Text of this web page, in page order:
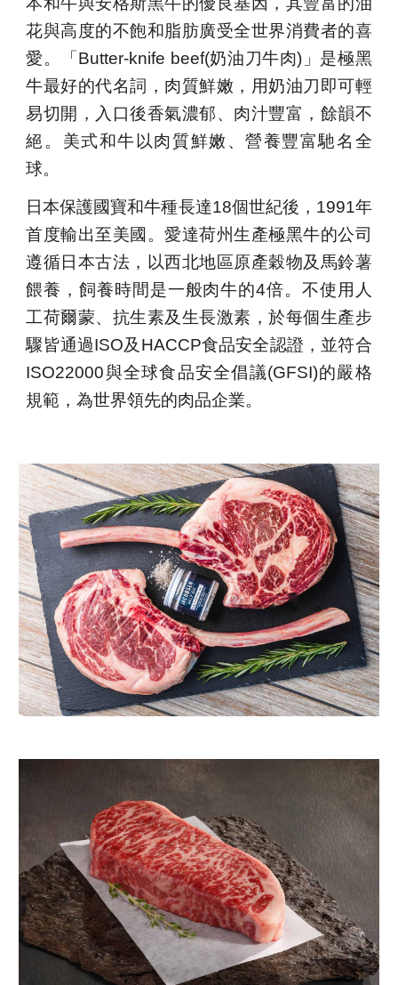
花與高度的不飽和脂肪廣受全世界消費者的喜
愛。「Butter-knife beef(奶油刀牛肉)」是極黑
牛最好的代名詞，肉質鮮嫩，用奶油刀即可輕
易切開，入口後香氣濃郁、肉汁豐富，餘韻不
絕。美式和牛以肉質鮮嫩、營養豐富馳名全
球。
日本保護國寶和牛種長達18個世紀後，1991年
首度輸出至美國。愛達荷州生產極黑牛的公司
遵循日本古法，以西北地區原產穀物及馬鈴薯
餵養，飼養時間是一般肉牛的4倍。不使用人
工荷爾蒙、抗生素及生長激素，於每個生產步
驟皆通過ISO及HACCP食品安全認證，並符合
ISO22000與全球食品安全倡議(GFSI)的嚴格
規範，為世界領先的肉品企業。